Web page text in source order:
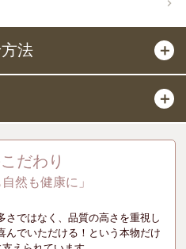
法 ＋
＋
だわり
然も健康に」
さではなく、品質の高さを重視し
んでいただける！という本物だけ